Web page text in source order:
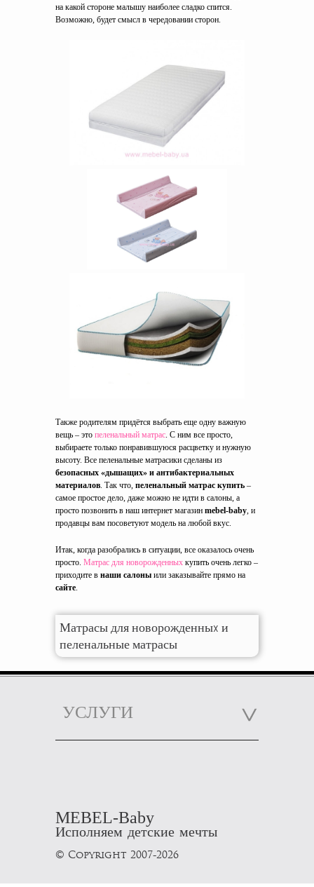
на какой стороне малышу наиболее сладко спится.
Возможно, будет смысл в чередовании сторон.
Также родителям придётся выбрать еще одну важную
вещь – это пеленальный матрас. С ним все просто,
выбираете только понравившуюся расцветку и нужную
высоту. Все пеленальные матрасики сделаны из
безопасных «дышащих» и антибактериальных
материалов. Так что, пеленальный матрас купить –
самое простое дело, даже можно не идти в салоны, а
просто позвонить в наш интернет магазин mebel-baby, и
продавцы вам посоветуют модель на любой вкус.
Итак, когда разобрались в ситуации, все оказалось очень
просто. Матрас для новорожденных купить очень легко –
приходите в наши салоны или заказывайте прямо на
сайте.
Матрасы для новорожденныx и
пеленальные матрасы
УСЛУГИ
MEBEL-Baby
Исполняем детские мечты
© Copyright 2007-2026